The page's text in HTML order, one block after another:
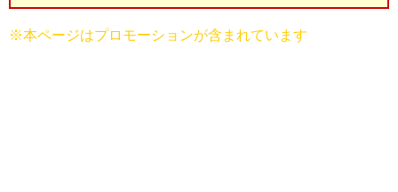
※本ページはプロモーションが含まれています